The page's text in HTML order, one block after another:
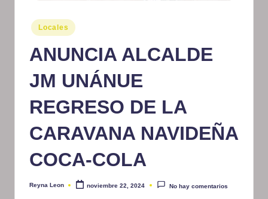
m
at
iv
o
Publicado
en
Locales
ANUNCIA ALCALDE
JM UNÁNUE
REGRESO DE LA
CARAVANA NAVIDEÑA
COCA-COLA
Publicado
Reyna Leon noviembre 22, 2024 No hay comentarios